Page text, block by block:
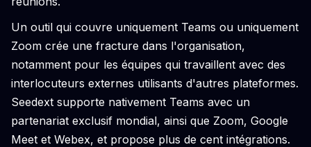
Un outil qui couvre uniquement Teams ou uniquement
Zoom crée une fracture dans l'organisation,
notamment pour les équipes qui travaillent avec des
interlocuteurs externes utilisants d'autres plateformes.
Seedext supporte nativement Teams avec un
partenariat exclusif mondial, ainsi que Zoom, Google
Meet et Webex, et propose plus de cent intégrations.